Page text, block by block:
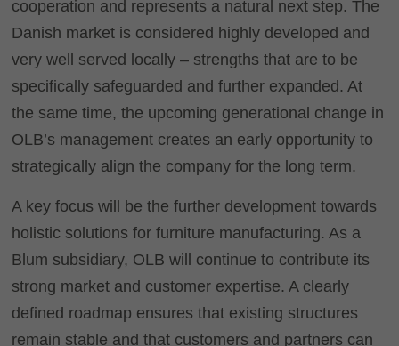
cooperation and represents a natural next step. The
Danish market is considered highly developed and
very well served locally – strengths that are to be
specifically safeguarded and further expanded. At
the same time, the upcoming generational change in
OLB’s management creates an early opportunity to
strategically align the company for the long term.
A key focus will be the further development towards
holistic solutions for furniture manufacturing. As a
Blum subsidiary, OLB will continue to contribute its
strong market and customer expertise. A clearly
defined roadmap ensures that existing structures
remain stable and that customers and partners can